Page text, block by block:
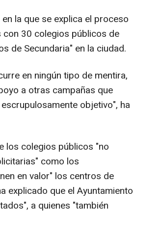
la que se explica el proceso
30 colegios públicos de
de Secundaria" en la ciudad.
en ningún tipo de mentira,
a otras campañas que
objetivo", ha
los colegios públicos "no
como los
en valor" los centros de
explicado que el Ayuntamiento
a quienes "también